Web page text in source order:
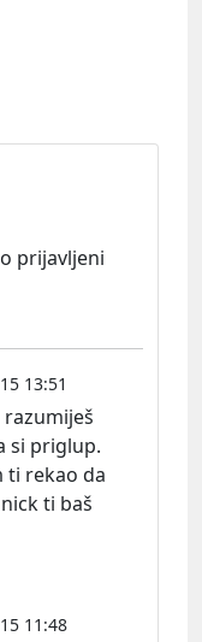
prijavljeni
13:51
si priglup.
ti rekao da
ti baš
11:48